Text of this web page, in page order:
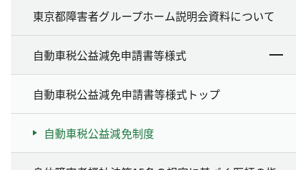
東京都障害者グループホーム説明会資料について
自動車税公益減免申請書等様式
自動車税公益減免申請書等様式トップ
自動車税公益減免制度